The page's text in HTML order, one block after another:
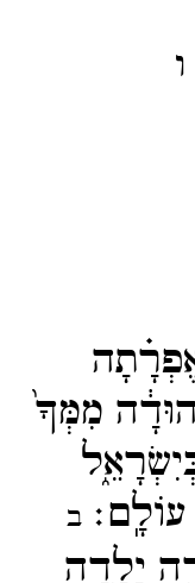
ו
מִמְּךָ֙
עוֹלָֽם׃ב
יָלָ֑דָה